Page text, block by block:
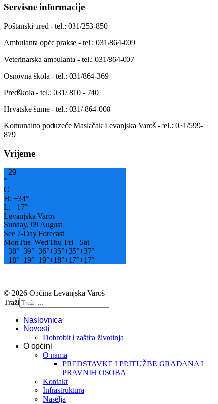
Servisne informacije
Poštanski ured - tel.: 031/253-850
Ambulanta opće prakse - tel.: 031/864-009
Veterinarska ambulanta - tel.: 031/864-007
Osnovna škola - tel.: 031/864-369
Predškola - tel.: 031/ 810 - 740
Hrvatske šume - tel.: 031/ 864-008
Komunalno poduzeće Maslačak Levanjska Varoš - tel.: 031/599-
879
Vrijeme
+29
°
C
H: +34°
L: +17°
Levanjska Varos
Sunday, 09 August
See 7-Day Forecast
MonTue WedThu Fri
Sat
+38°+39°+36°+35°+35°+37°
+18°+19°+19°+18°+17°+17°
© 2026 Općina Levanjska Varoš
Traži
Naslovnica
Novosti
Dobrobit i zaštita životinja
O općini
O nama
PREDSTAVKE I PRITUŽBE GRAĐANA I
PRAVNIH OSOBA
Kontakt
Infrastruktura
Naselja